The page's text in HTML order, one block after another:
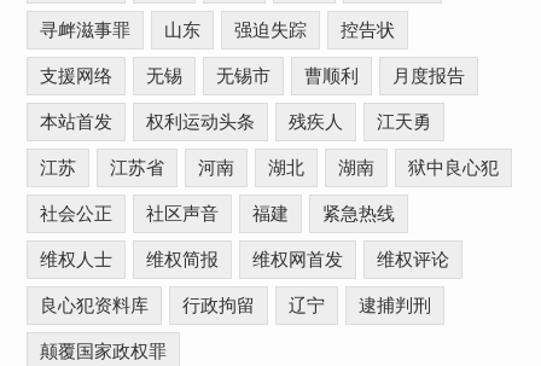
寻衅滋事罪 山东 强迫失踪 控告状
支援网络 无锡 无锡市 曹顺利 月度报告
本站首发 权利运动头条 残疾人 江天勇
江苏 江苏省 河南 湖北 湖南 狱中良心犯
社会公正 社区声音 福建 紧急热线
维权人士 维权简报 维权网首发 维权评论
良心犯资料库 行政拘留 辽宁 逮捕判刑
颠覆国家政权罪